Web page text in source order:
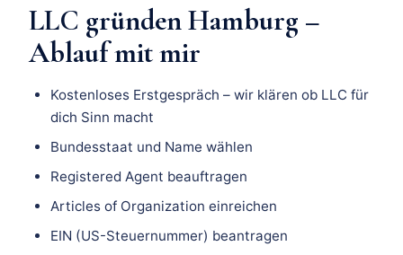
LLC gründen Hamburg –
Ablauf mit mir
Kostenloses Erstgespräch – wir klären ob LLC für
dich Sinn macht
Bundesstaat und Name wählen
Registered Agent beauftragen
Articles of Organization einreichen
EIN (US-Steuernummer) beantragen